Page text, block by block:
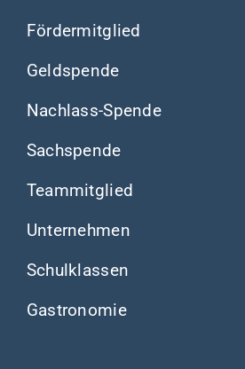
Fördermitglied
Geldspende
Nachlass-Spende
Sachspende
Teammitglied
Unternehmen
Schulklassen
Gastronomie